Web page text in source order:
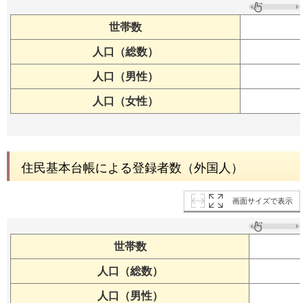
世帯数
人口（総数）
人口（男性）
人口（女性）
住民基本台帳による登録者数（外国人）
画面サイズで表示
世帯数
人口（総数）
人口（男性）